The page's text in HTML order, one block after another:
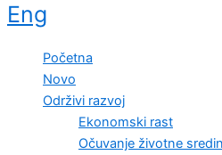
Eng
Početna
Novo
Održivi razvoj
Ekonomski rast
Očuvanje životne